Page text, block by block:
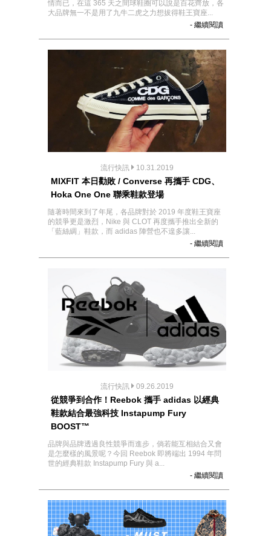
情而已，在這 365 天之間球鞋圈可以說是百花齊放，各
大品牌無一不是用了九牛二虎之力想拔得鞋王寶座...
- 繼續閱讀
流行快訊 10.31.2019
MIXFIT 本日勸敗 / Converse 再攜手 CDG、
Hoka One One 聯乘鞋款登場
隨著時間來到了年尾，各品牌對於 2019 年度鞋王寶座
的競爭更是激烈，Nike 與 CLOT 再度攜手推出全新的
「藍絲綢」鞋款，而 adidas 陣營也不遑多讓...
- 繼續閱讀
流行快訊 09.26.2019
從競爭到合作！Reebok 攜手 adidas 以經典
鞋款結合最強科技 Instapump Fury
BOOST™
品牌與品牌透過良性競爭而進步，倘若能互相結合又會
是怎麼樣的風景呢？今回 Reebok 即將端出 1994 年問
世的經典鞋款 Instapump Fury 與 a...
- 繼續閱讀